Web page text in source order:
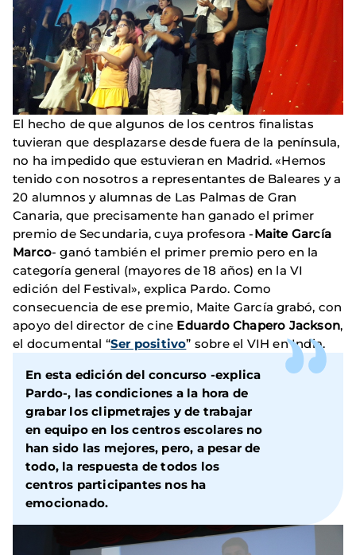
El hecho de que algunos de los centros finalistas
tuvieran que desplazarse desde fuera de la península,
no ha impedido que estuvieran en Madrid. «Hemos
tenido con nosotros a representantes de Baleares y a
20 alumnos y alumnas de Las Palmas de Gran
Canaria, que precisamente han ganado el primer
premio de Secundaria, cuya profesora -Maite García
Marco- ganó también el primer premio pero en la
categoría general (mayores de 18 años) en la VI
edición del Festival», explica Pardo. Como
consecuencia de ese premio, Maite García grabó, con
apoyo del director de cine Eduardo Chapero Jackson,
el documental “Ser positivo” sobre el VIH en India.
En esta edición del concurso -explica
Pardo-, las condiciones a la hora de
grabar los clipmetrajes y de trabajar
en equipo en los centros escolares no
han sido las mejores, pero, a pesar de
todo, la respuesta de todos los
centros participantes nos ha
emocionado.